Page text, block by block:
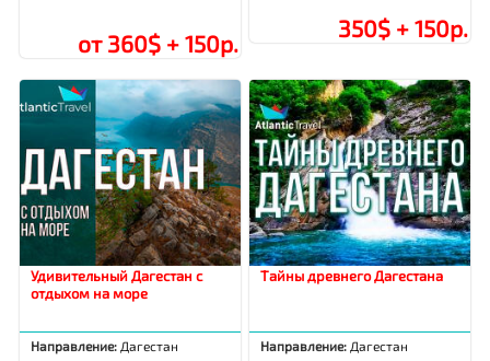
от 360$ + 150р.
350$ + 150р.
Удивительный Дагестан с
отдыхом на море
Направление: Дагестан
Тайны древнего Дагестана
Направление: Дагестан